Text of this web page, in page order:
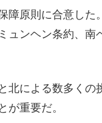
原則に合意した
ンヘン条約、南
による数多くの
重要だ。